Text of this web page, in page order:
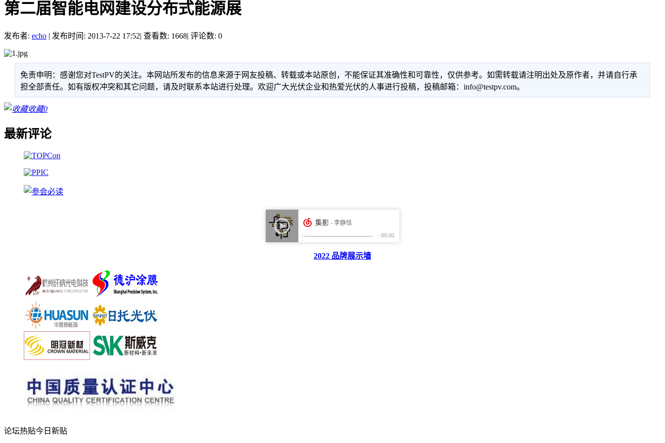
第二届智能电网建设分布式能源展
发布者: echo | 发布时间: 2013-7-22 17:52| 查看数: 1668| 评论数: 0
免责申明：感谢您对TestPV的关注。本网站所发布的信息来源于网友投稿、转载或本站原创，不能保证其准确性和可靠性，仅供参考。如需转载请注明出处及原作者，并请自行承
担全部责任。如有版权冲突和其它问题，请及时联系本站进行处理。欢迎广大光伏企业和热爱光伏的人事进行投稿，投稿邮箱：info@testpv.com。
收藏0
最新评论
2022 品牌展示墙
论坛热贴今日新贴